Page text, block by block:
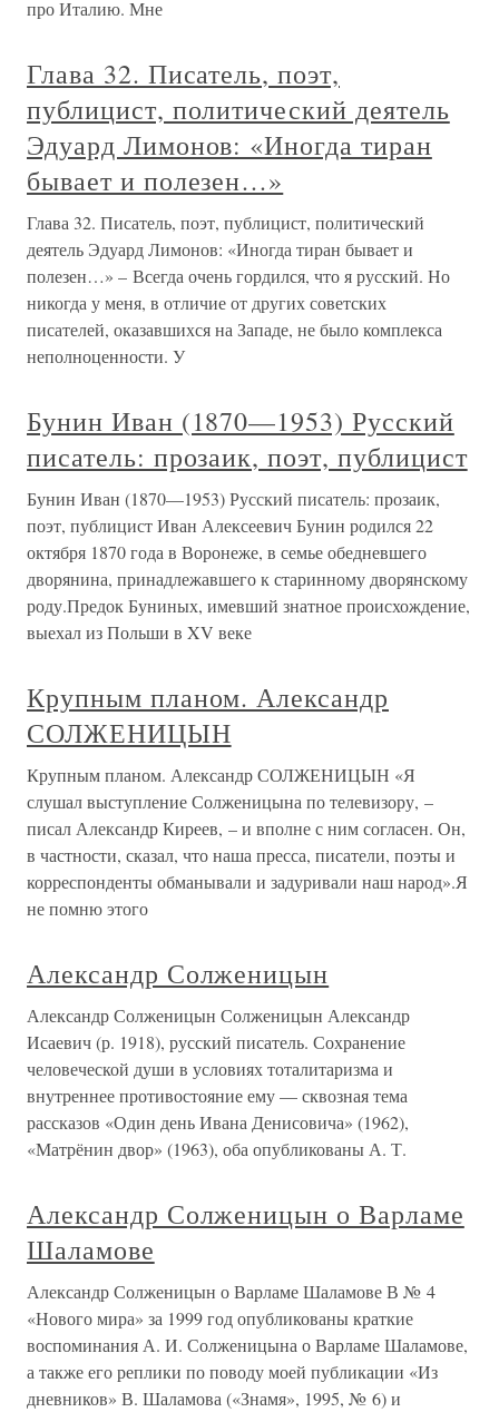
про Италию. Мне
Глава 32. Писатель, поэт,
публицист, политический деятель
Эдуард Лимонов: «Иногда тиран
бывает и полезен…»
Глава 32. Писатель, поэт, публицист, политический
деятель Эдуард Лимонов: «Иногда тиран бывает и
полезен…» – Всегда очень гордился, что я русский. Но
никогда у меня, в отличие от других советских
писателей, оказавшихся на Западе, не было комплекса
неполноценности. У
Бунин Иван (1870—1953) Русский
писатель: прозаик, поэт, публицист
Бунин Иван (1870—1953) Русский писатель: прозаик,
поэт, публицист Иван Алексеевич Бунин родился 22
октября 1870 года в Воронеже, в семье обедневшего
дворянина, принадлежавшего к старинному дворянскому
роду.Предок Буниных, имевший знатное происхождение,
выехал из Польши в XV веке
Крупным планом. Александр
СОЛЖЕНИЦЫН
Крупным планом. Александр СОЛЖЕНИЦЫН «Я
слушал выступление Солженицына по телевизору, –
писал Александр Киреев, – и вполне с ним согласен. Он,
в частности, сказал, что наша пресса, писатели, поэты и
корреспонденты обманывали и задуривали наш народ».Я
не помню этого
Александр Солженицын
Александр Солженицын Солженицын Александр
Исаевич (р. 1918), русский писатель. Сохранение
человеческой души в условиях тоталитаризма и
внутреннее противостояние ему — сквозная тема
рассказов «Один день Ивана Денисовича» (1962),
«Матрёнин двор» (1963), оба опубликованы А. Т.
Александр Солженицын о Варламе
Шаламове
Александр Солженицын о Варламе Шаламове В № 4
«Нового мира» за 1999 год опубликованы краткие
воспоминания А. И. Солженицына о Варламе Шаламове,
а также его реплики по поводу моей публикации «Из
дневников» В. Шаламова («Знамя», 1995, № 6) и